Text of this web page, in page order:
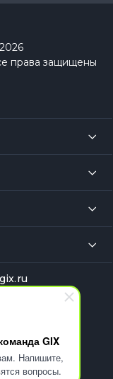
GIX
Напишите,
вопросы.
права защищены